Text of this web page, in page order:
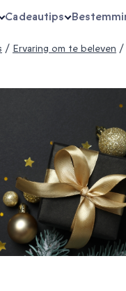
Cadeautips
/ Ervaring om te beleven /